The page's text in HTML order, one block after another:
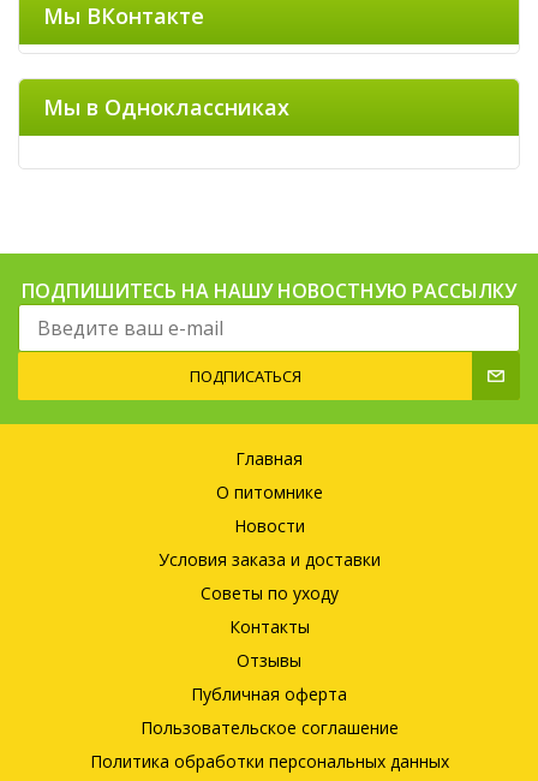
Мы ВКонтакте
Мы в Одноклассниках
ПОДПИШИТЕСЬ НА НАШУ НОВОСТНУЮ РАССЫЛКУ
ПОДПИСАТЬСЯ
Главная
О питомнике
Новости
Условия заказа и доставки
Советы по уходу
Контакты
Отзывы
Публичная оферта
Пользовательское соглашение
Политика обработки персональных данных